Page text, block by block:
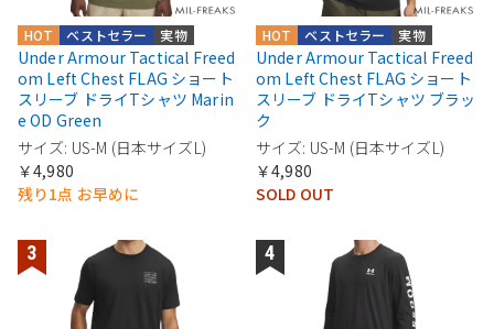
実物
ベストセラー
HOT
Under Armour Tactical Freed
om Left Chest FLAG ショート
スリーブ ドライTシャツ Marin
e OD Green
サイズ: US-M (日本サイズL)
￥4,980
残り1点 お早めに
実物
ベストセラー
HOT
Under Armour Tactical Freed
om Left Chest FLAG ショート
スリーブ ドライTシャツ ブラッ
ク
サイズ: US-M (日本サイズL)
￥4,980
SOLD OUT